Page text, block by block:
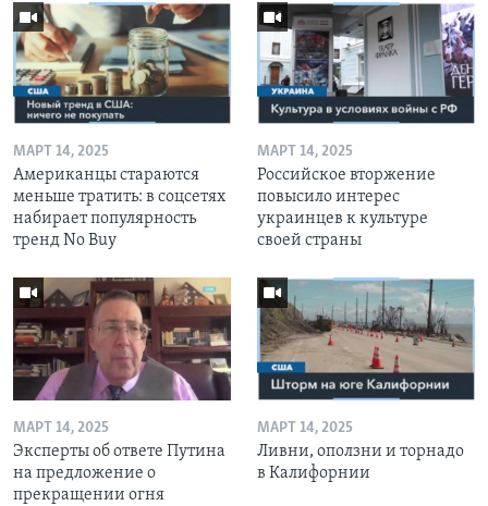
МАРТ 14, 2025
Американцы стараются
меньше тратить: в соцсетях
набирает популярность
тренд No Buy
МАРТ 14, 2025
Российское вторжение
повысило интерес
украинцев к культуре
своей страны
МАРТ 14, 2025
Эксперты об ответе Путина
на предложение о
прекращении огня
МАРТ 14, 2025
Ливни, оползни и торнадо
в Калифорнии